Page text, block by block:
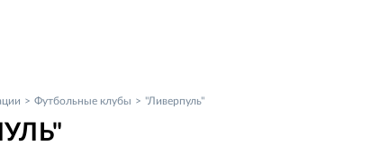
Футбольные клубы "Ливерпуль"